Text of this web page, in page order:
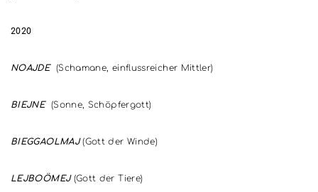
2020
NOAJDE(Schamane, einflussreicher Mittler)
BIEJNE(Sonne, Schöpfergott)
BIEGGAOLMAJ(Gott der Winde)
LEJBOÖMEJ(Gott der Tiere)